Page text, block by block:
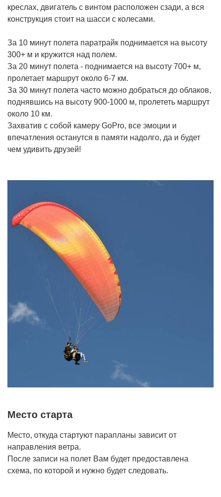
креслах, двигатель с винтом расположен сзади, а вся
конструкция стоит на шасси с колесами.
За 10 минут полета паратрайк поднимается на высоту
300+ м и кружится над полем.
За 20 минут полета - поднимается на высоту 700+ м,
пролетает маршрут около 6-7 км.
За 30 минут полета часто можно добраться до облаков,
поднявшись на высоту 900-1000 м, пролететь маршрут
около 10 км.
Захватив с собой камеру GoPro, все эмоции и
впечатления останутся в памяти надолго, да и будет
чем удивить друзей!
Место старта
Место, откуда стартуют парапланы зависит от
направления ветра.
После записи на полет Вам будет предоставлена
схема, по которой и нужно будет следовать.